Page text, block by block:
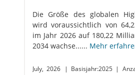
Die Größe des globalen
wird voraussichtlich von
im Jahr 2026 auf 180,22
2034 wachse...... Mehr
July, 2026 | Basisjahr:2025 |